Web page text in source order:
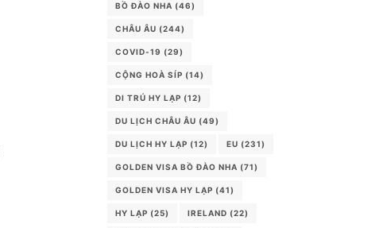
BỒ ĐÀO NHA (46)
CHÂU ÂU (244)
COVID-19 (29)
CỘNG HOÀ SÍP (14)
DI TRÚ HY LẠP (12)
DU LỊCH CHÂU ÂU (49)
DU LỊCH HY LẠP (12) EU (231)
GOLDEN VISA BỒ ĐÀO NHA (71)
GOLDEN VISA HY LẠP (41)
HY LẠP (25) IRELAND (22)